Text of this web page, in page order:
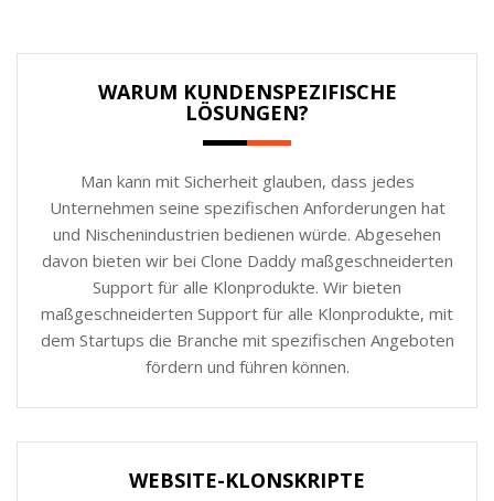
WARUM KUNDENSPEZIFISCHE
LÖSUNGEN?
Man kann mit Sicherheit glauben, dass jedes
Unternehmen seine spezifischen Anforderungen hat
und Nischenindustrien bedienen würde. Abgesehen
davon bieten wir bei Clone Daddy maßgeschneiderten
Support für alle Klonprodukte. Wir bieten
maßgeschneiderten Support für alle Klonprodukte, mit
dem Startups die Branche mit spezifischen Angeboten
fördern und führen können.
WEBSITE-KLONSKRIPTE